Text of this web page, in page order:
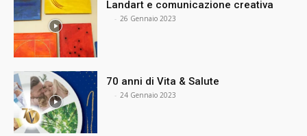
Landart e comunicazione creativa
- 26 Gennaio 2023
70 anni di Vita & Salute
- 24 Gennaio 2023